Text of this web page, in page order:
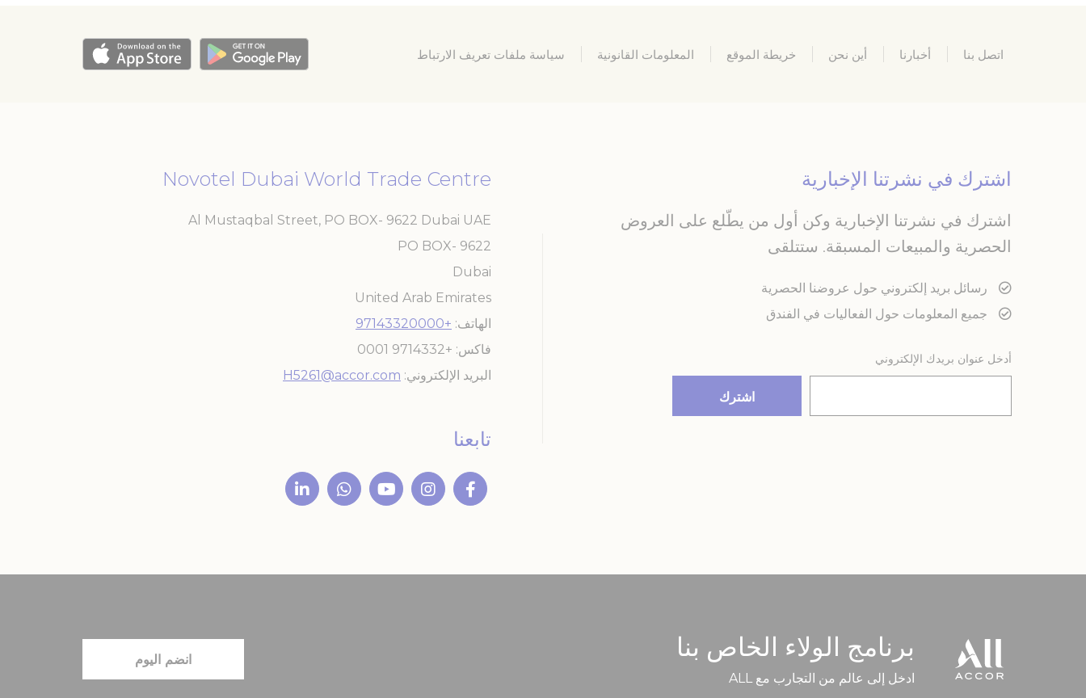
اتصل بنا أخبارنا أين نحن خريطة الموقع المعلومات القانونية سياسة ملفات تعريف الارتباط
اشترك في نشرتنا الإخبارية
اشترك في نشرتنا الإخبارية وكن أول من يطّلع على العروض
الحصرية والمبيعات المسبقة. ستتلقى
رسائل بريد إلكتروني حول عروضنا الحصرية
جميع المعلومات حول الفعاليات في الفندق
أدخل عنوان بريدك الإلكتروني
Novotel Dubai World Trade Centre
Al Mustaqbal Street, PO BOX- 9622 Dubai UAE
PO BOX- 9622
Dubai
United Arab Emirates
الهاتف +97143320000
فاكس +9714332 0001
البريد الإلكتروني H5261@accor.com
تابعنا
برنامج الولاء الخاص بنا
ادخل إلى عالم من التجارب مع ALL
انضم اليوم